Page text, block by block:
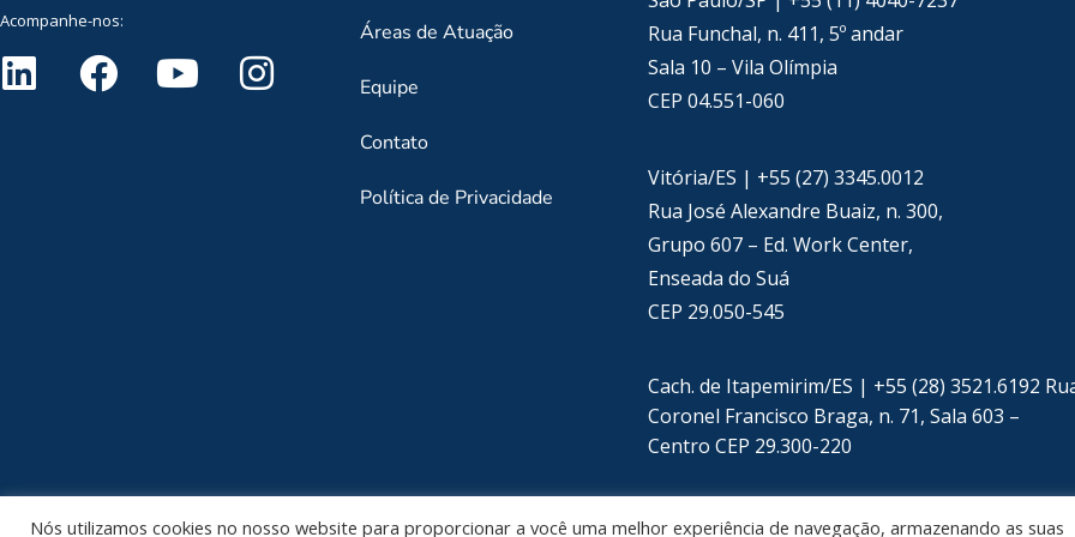
Acompanhe-nos: Áreas de Atuação
Equipe
Contato
Política de Privacidade
Rua Funchal, n. 411, 5º andar
Sala 10 – Vila Olímpia
CEP 04.551-060
Vitória/ES | +55 (27) 3345.0012
Rua José Alexandre Buaiz, n. 300,
Grupo 607 – Ed. Work Center,
Enseada do Suá
CEP 29.050-545
Cach. de Itapemirim/ES | +55 (28) 3521.6192
Coronel Francisco Braga, n. 71, Sala 603 –
Centro CEP 29.300-220
Nós utilizamos cookies no nosso website para proporcionar a você uma melhor experiência de navegação, armazenando as suas